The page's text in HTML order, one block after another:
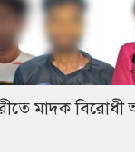
মাদক বিরোধী